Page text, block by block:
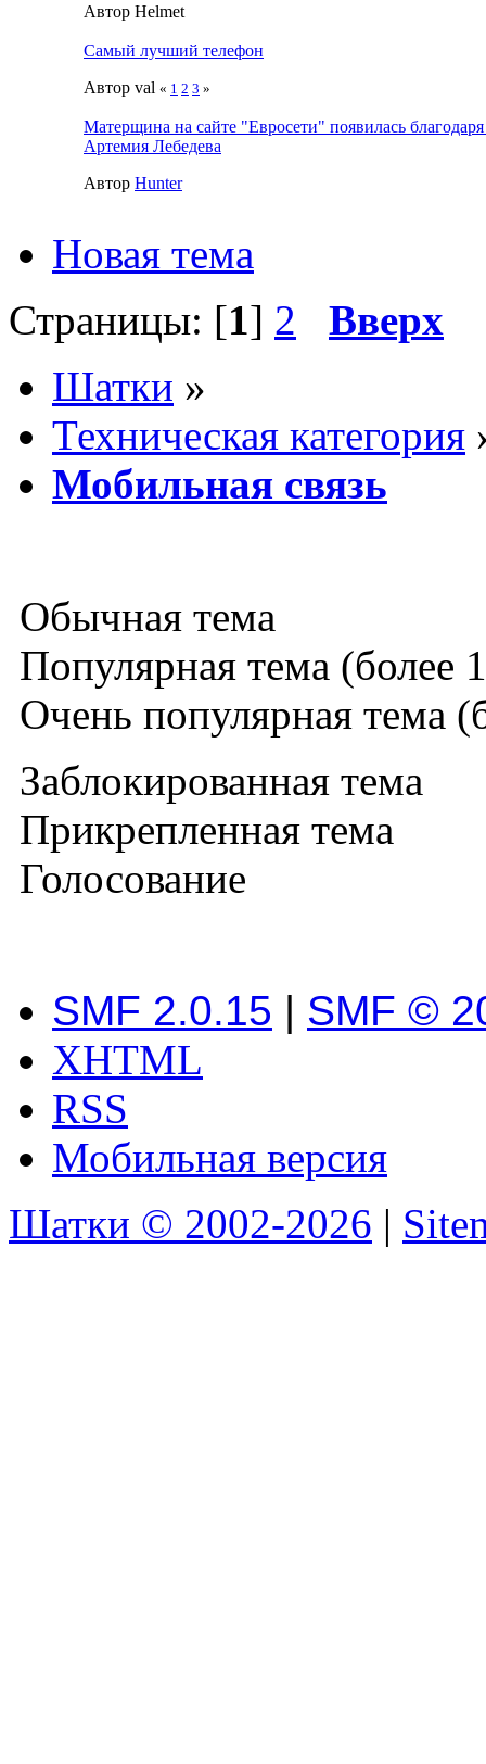
Автор Helmet
Самый лучший телефон
Автор val « 1 2 3 »
Матерщина на сайте "Евросети" появилась
Артемия Лебедева
Автор Hunter
Новая тема
Страницы: [1] 2
Вверх
Шатки »
Техническая категория
Мобильная связь
Обычная тема
Популярная тема (более
Очень популярная тема
Заблокированная тема
Прикрепленная тема
Голосование
SMF 2.0.15 | SMF ©
XHTML
RSS
Мобильная версия
Шатки © 2002-2026 |